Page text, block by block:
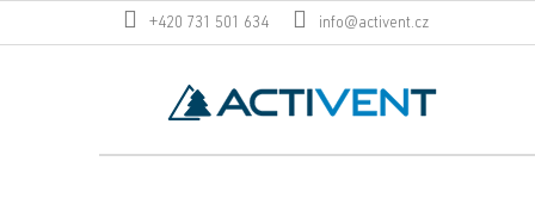
+420 731 501 634 info@activent.cz